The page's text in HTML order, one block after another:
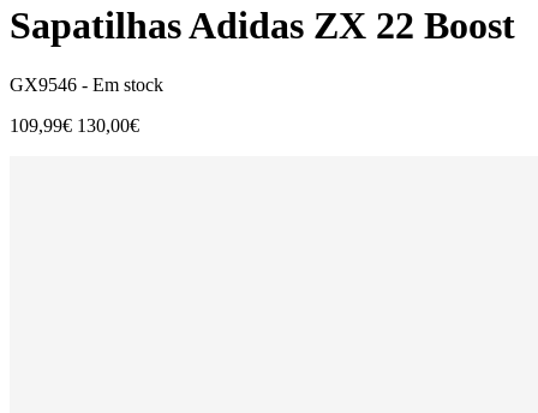
Sapatilhas Adidas ZX 22 Boost
GX9546 - Em stock
109,99€ 130,00€